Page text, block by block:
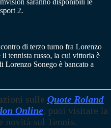
2.
di terzo turno fra Lorenzo
tennista russo, la cui vittoria è
Lorenzo Sonego è bancato a
sulle Quote Roland
Online, puoi visitare la
novità sul Tennis.